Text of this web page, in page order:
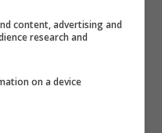
strada
più pericolosa
content, advertising and
research and
on a device